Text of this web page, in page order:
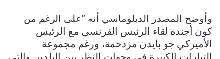
وأوضح المصدر الدبلوماسي أنه “على الرغم من
كون أجندة لقاء الرئيس الفرنسي مع الرئيس
الأميركي جو بايدن مزدحمة، ورغم مجموعة
التباينات الكبيرة في وجهات النظر بين البلدين والتي